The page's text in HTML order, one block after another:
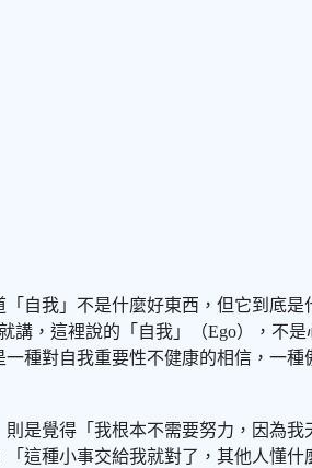
自我」不是什麼好東西，但它到底
，這裡說的「自我」（Ego），不
種對自我重要性不健康的相信，一
是覺得「我根本不需要努力，因為
這種小事交給我就對了，其他人懂什